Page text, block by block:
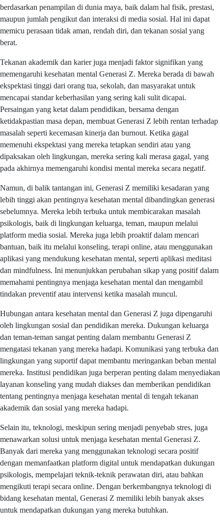
berdasarkan penampilan di dunia maya, baik dalam hal fisik, prestasi,
maupun jumlah pengikut dan interaksi di media sosial. Hal ini dapat
memicu perasaan tidak aman, rendah diri, dan tekanan sosial yang
berat.
Tekanan akademik dan karier juga menjadi faktor signifikan yang
memengaruhi kesehatan mental Generasi Z. Mereka berada di bawah
ekspektasi tinggi dari orang tua, sekolah, dan masyarakat untuk
mencapai standar keberhasilan yang sering kali sulit dicapai.
Persaingan yang ketat dalam pendidikan, bersama dengan
ketidakpastian masa depan, membuat Generasi Z lebih rentan terhadap
masalah seperti kecemasan kinerja dan burnout. Ketika gagal
memenuhi ekspektasi yang mereka tetapkan sendiri atau yang
dipaksakan oleh lingkungan, mereka sering kali merasa gagal, yang
pada akhirnya memengaruhi kondisi mental mereka secara negatif.
Namun, di balik tantangan ini, Generasi Z memiliki kesadaran yang
lebih tinggi akan pentingnya kesehatan mental dibandingkan generasi
sebelumnya. Mereka lebih terbuka untuk membicarakan masalah
psikologis, baik di lingkungan keluarga, teman, maupun melalui
platform media sosial. Mereka juga lebih proaktif dalam mencari
bantuan, baik itu melalui konseling, terapi online, atau menggunakan
aplikasi yang mendukung kesehatan mental, seperti aplikasi meditasi
dan mindfulness. Ini menunjukkan perubahan sikap yang positif dalam
memahami pentingnya menjaga kesehatan mental dan mengambil
tindakan preventif atau intervensi ketika masalah muncul.
Hubungan antara kesehatan mental dan Generasi Z juga dipengaruhi
oleh lingkungan sosial dan pendidikan mereka. Dukungan keluarga
dan teman-teman sangat penting dalam membantu Generasi Z
mengatasi tekanan yang mereka hadapi. Komunikasi yang terbuka dan
lingkungan yang suportif dapat membantu meringankan beban mental
mereka. Institusi pendidikan juga berperan penting dalam menyediakan
layanan konseling yang mudah diakses dan memberikan pendidikan
tentang pentingnya menjaga kesehatan mental di tengah tekanan
akademik dan sosial yang mereka hadapi.
Selain itu, teknologi, meskipun sering menjadi penyebab stres, juga
menawarkan solusi untuk menjaga kesehatan mental Generasi Z.
Banyak dari mereka yang menggunakan teknologi secara positif
dengan memanfaatkan platform digital untuk mendapatkan dukungan
psikologis, mempelajari teknik-teknik perawatan diri, atau bahkan
mengikuti terapi secara online. Dengan berkembangnya teknologi di
bidang kesehatan mental, Generasi Z memiliki lebih banyak akses
untuk mendapatkan dukungan yang mereka butuhkan.